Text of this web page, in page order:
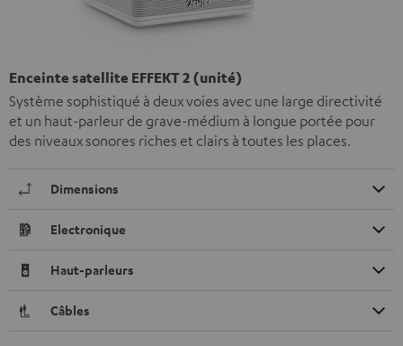
Enceinte satellite EFFEKT 2 (unité)
Système sophistiqué à deux voies avec une large directivité
et un haut-parleur de grave-médium à longue portée pour
des niveaux sonores riches et clairs à toutes les places.
Dimensions
Electronique
Haut-parleurs
Câbles